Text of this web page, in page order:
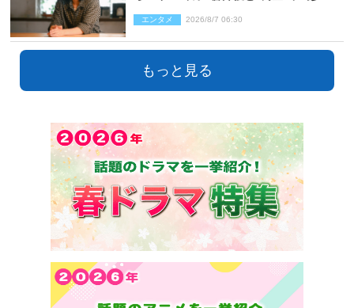
エンタメ 2026/8/7 06:30
もっと見る